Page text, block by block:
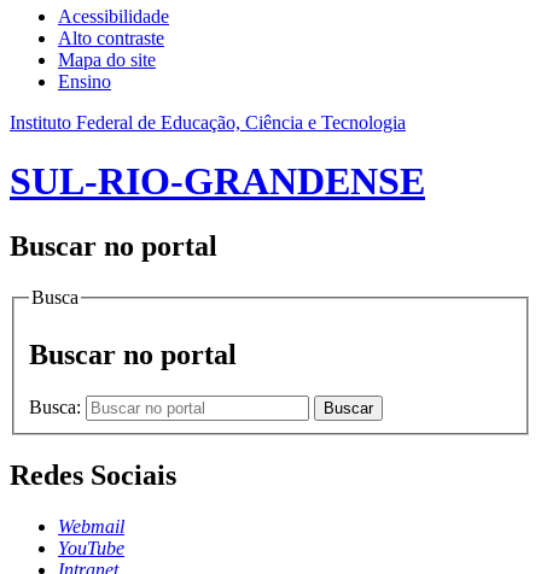
Acessibilidade
Alto contraste
Mapa do site
Ensino
Instituto Federal de Educação, Ciência e Tecnologia
SUL-RIO-GRANDENSE
Buscar no portal
Busca
Buscar no portal
Busca: Buscar
Redes Sociais
Webmail
YouTube
Intranet